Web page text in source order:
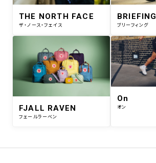
THE NORTH FACE
ザ・ノース・フェイス
BRIEFING
ブリーフィング
FJALL RAVEN
フェールラーベン
On
オン